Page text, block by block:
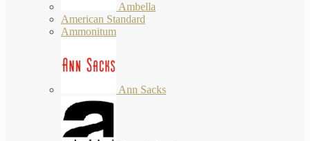
Ambella
American Standard
Ammonitum
Ann Sacks